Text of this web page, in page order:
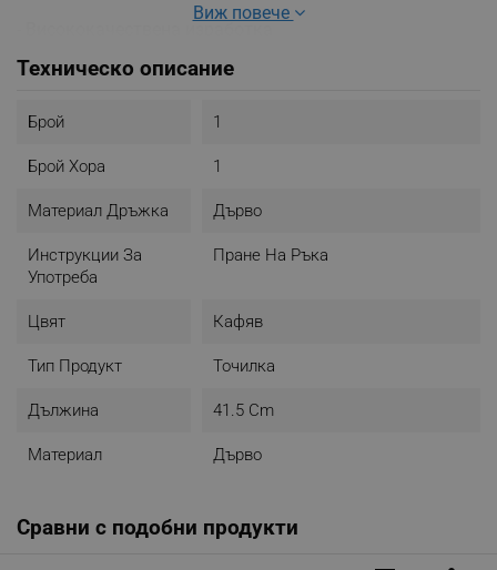
- Материал: Бук
- Диаметър: 6 см
Виж повече
Техническо описание
Брой 1
Брой Хора 1
Материал Дръжка Дърво
Инструкции За
Употреба
Пране На Ръка
Цвят Кафяв
Тип Продукт Точилка
Дължина 41.5 Cm
Материал Дърво
Сравни с подобни продукти